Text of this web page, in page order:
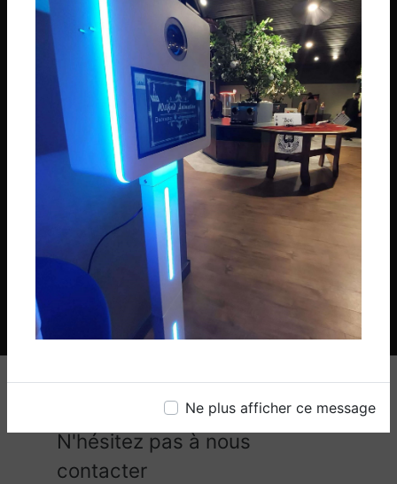
Ne plus afficher ce message
Téléphone
06 74 14 59 01
Email
wilfridanimation@orange.fr
N'hésitez pas à nous
contacter